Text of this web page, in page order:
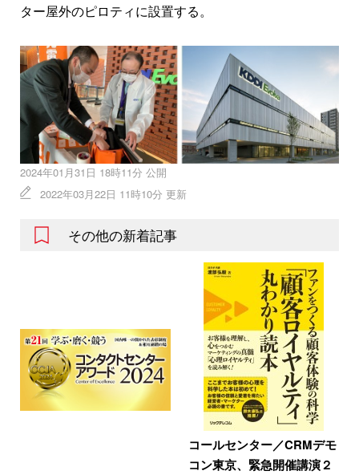
ター屋外のピロティに設置する。
2024年01月31日 18時11分 公開
2022年03月22日 11時10分 更新
その他の新着記事
コールセンター／CRMデモ
コン東京、緊急開催講演２